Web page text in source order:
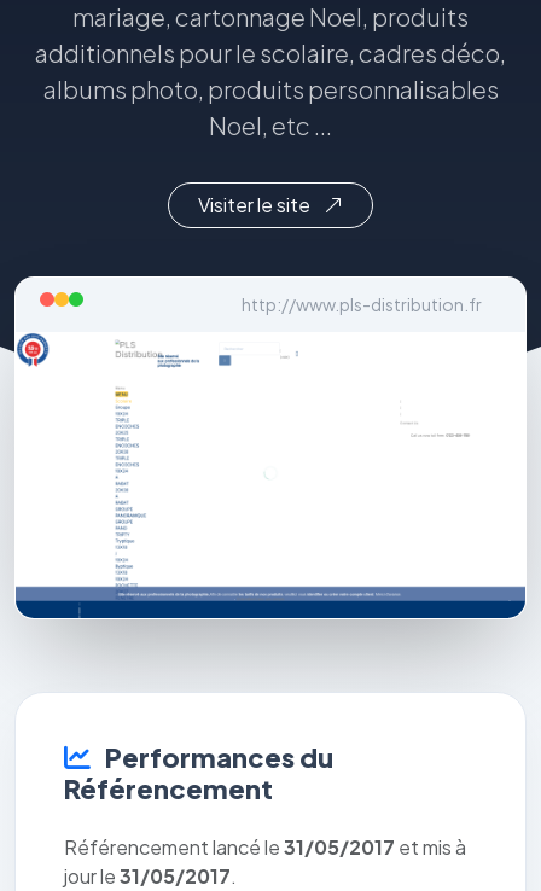
mariage, cartonnage Noel, produits
additionnels pour le scolaire, cadres déco,
albums photo, produits personnalisables
Noel, etc ...
Visiter le site
http://www.pls-distribution.fr
Performances du
Référencement
Référencement lancé le31/05/2017 et mis à
jour le31/05/2017.